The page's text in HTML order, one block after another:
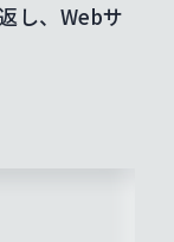
し、Webサ